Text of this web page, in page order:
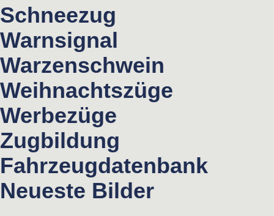
Schneezug
Warnsignal
Warzenschwein
Weihnachtszüge
Werbezüge
Zugbildung
Fahrzeugdatenbank
Neueste Bilder